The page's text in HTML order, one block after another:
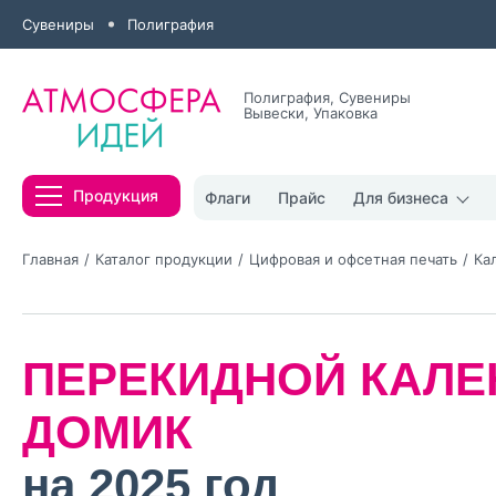
Сувениры Полиграфия
Полиграфия, Сувениры
Вывески, Упаковка
Продукция Флаги Прайс Для бизнеса
Главная Каталог продукции Цифровая и офсетная печать
ПЕРЕКИДНОЙ
ДОМИК
на 2025 год
Нажимая
политикой
Нажимая на